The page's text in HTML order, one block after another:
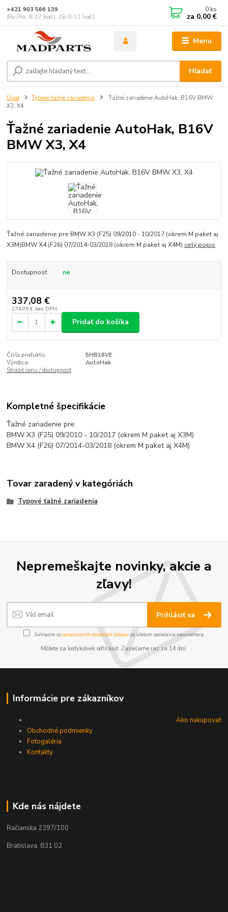
Menu
Hľadať
+421 903 566 139
(Po-Pia, 8-17 hod.), (So 8-11 hod.)
0 ks
za 0,00 €
Úvod Typové ťažné zariadenia
Ťažné zariadenie AutoHak, B16V BMW
X3, X4
Ťažné zariadenie AutoHak, B16V
BMW X3, X4
Ťažné zariadenie pre:BMW X3 (F25) 09/2010 - 10/2017 (okrem M paket aj
X3M)BMW X4 (F26) 07/2014-03/2018 (okrem M paket aj X4M) celý popis
Dostupnosť ne
337,08 €
274,05 € bez DPH
Pridať do košíka
Číslo produktu:
5HB16VE
Výrobca:
AutoHak
Strážiť cenu / dostupnosť
Kompletné špecifikácie
Ťažné zariadenie pre:
BMW X3 (F25) 09/2010 - 10/2017 (okrem M paket aj X3M)
BMW X4 (F26) 07/2014-03/2018 (okrem M paket aj X4M)
Tovar zaradený v kategóriách
Typové ťažné zariadenia
Nepremeškajte novinky, akcie a
zľavy!
Prihlásiť sa
Súhlasím sospracovaním osobných údajov za účelom zasielania newslettera.
Môžete sa kedykoľvek odhlásiť. Zasielame raz za 14 dní.
Informácie pre zákazníkov
Ako nakupovať
Obchodné podmienky
Fotogaléria
Kontakty
Kde nás nájdete
Račianska 2397/100
Bratislava, 831 02